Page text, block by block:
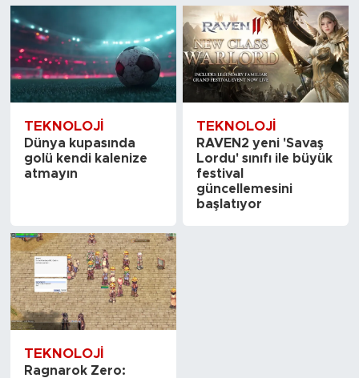
TEKNOLOJI
Dünya kupasında
golü kendi kalenize
atmayın
TEKNOLOJI
RAVEN2 yeni 'Savaş
Lordu' sınıfı ile büyük
festival
güncellemesini
başlatıyor
TEKNOLOJI
Ragnarok Zero: